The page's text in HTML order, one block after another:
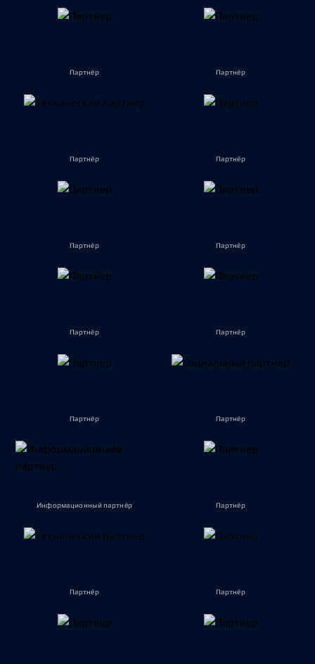
Партнёр Партнёр
Партнёр Партнёр
Партнёр Партнёр
Партнёр Партнёр
Партнёр Партнёр
Информационный партнёр Партнёр
Партнёр Партнёр